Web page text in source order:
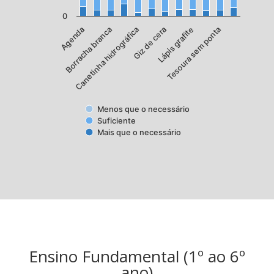
Menos que o necessário
Suficiente
Mais que o necessário
Agenda
Borracha branca
Canetinha hidrográficaGiz de ceraLápis grafite
Tesoura sem ponta
0
Ensino Fundamental (1º ao 6º